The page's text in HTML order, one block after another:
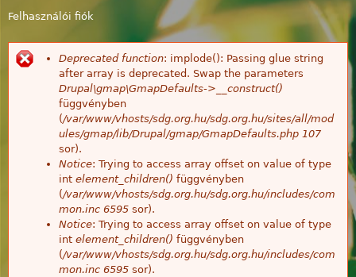
Jelenlegi hely
Felhasználói fiók
Hibaüzenet
Deprecated function: implode(): Passing glue string
after array is deprecated. Swap the parameters
Drupal\gmap\GmapDefaults->__construct()
függvényben
(/var/www/vhosts/sdg.org.hu/sdg.org.hu/sites/all/mod
ules/gmap/lib/Drupal/gmap/GmapDefaults.php 107
sor).
Notice: Trying to access array offset on value of type
int element_children() függvényben
(/var/www/vhosts/sdg.org.hu/sdg.org.hu/includes/com
mon.inc 6595 sor).
Notice: Trying to access array offset on value of type
int element_children() függvényben
(/var/www/vhosts/sdg.org.hu/sdg.org.hu/includes/com
mon.inc 6595 sor).